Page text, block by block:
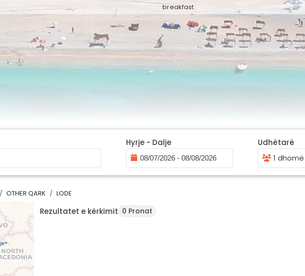
breakfast.
Hyrje - Dalje
Udhëtarë
1 dhomë
OTHER QARK LODE
Rezultatet e kërkimit 0 Pronat